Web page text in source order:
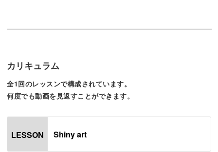
◆シェルをバランスよく埋め込む方法
◆フラットに仕上げるテクニック
実際にモデルさんの手を使いながら、サロンワークで使え
カリキュラム
全1回のレッスンで構成されています。
何度でも動画を見返すことができます。
LESSON Shiny art